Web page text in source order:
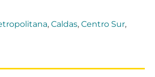
, Caldas, Centro Sur,